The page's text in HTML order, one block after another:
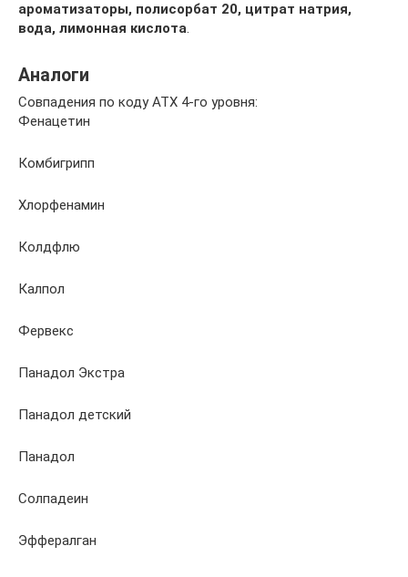
ароматизаторы, полисорбат 20, цитрат натрия,
вода, лимонная кислота.
Аналоги
Совпадения по коду АТХ 4-го уровня:
Фенацетин
Комбигрипп
Хлорфенамин
Колдфлю
Калпол
Фервекс
Панадол Экстра
Панадол детский
Панадол
Солпадеин
Эффералган